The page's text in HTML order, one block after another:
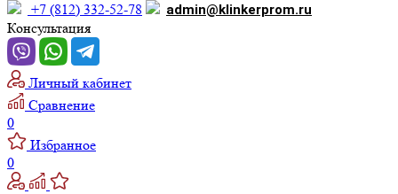
+7 (812) 332-52-78
admin@klinkerprom.ru
Консультация
Личный кабинет
Сравнение
0
Избранное
0